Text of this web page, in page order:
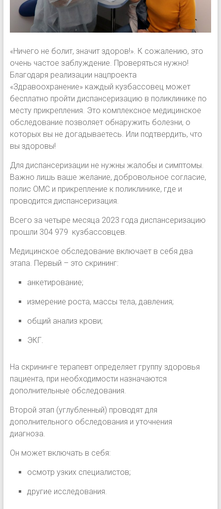
«Ничего не болит, значит здоров!». К сожалению, это
очень частое заблуждение. Проверяться нужно!
Благодаря реализации нацпроекта
«Здравоохранение» каждый кузбассовец может
бесплатно пройти диспансеризацию в поликлинике по
месту прикрепления. Это комплексное медицинское
обследование позволяет обнаружить болезни, о
которых вы не догадываетесь. Или подтвердить, что
вы здоровы!
Для диспансеризации не нужны жалобы и симптомы.
Важно лишь ваше желание, добровольное согласие,
полис ОМС и прикрепление к поликлинике, где и
проводится диспансеризация.
Всего за четыре месяца 2023 года диспансеризацию
прошли 304 979 кузбассовцев.
Медицинское обследование включает в себя два
этапа. Первый – это скрининг:
анкетирование;
измерение роста, массы тела, давления;
общий анализ крови;
ЭКГ.
На скрининге терапевт определяет группу здоровья
пациента, при необходимости назначаются
дополнительные обследования.
Второй этап (углубленный) проводят для
дополнительного обследования и уточнения
диагноза.
Он может включать в себя:
осмотр узких специалистов;
другие исследования.